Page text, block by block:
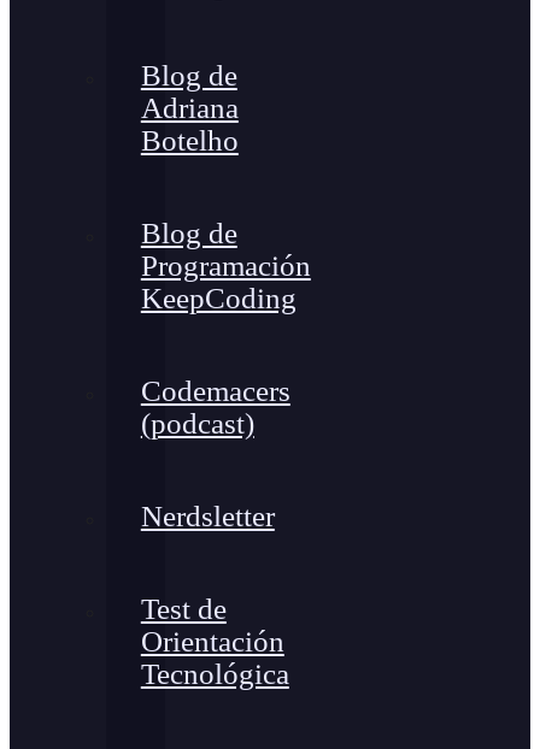
Blog de
Adriana
Botelho
Blog de
Programación
KeepCoding
Codemacers
(podcast)
Nerdsletter
Test de
Orientación
Tecnológica